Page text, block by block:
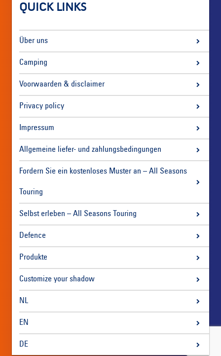
QUICK LINKS
Über uns
Camping
Voorwaarden & disclaimer
Privacy policy
Impressum
Allgemeine liefer- und zahlungsbedingungen
Fordern Sie ein kostenloses Muster an – All Seasons
Touring
Selbst erleben – All Seasons Touring
Defence
Produkte
Customize your shadow
NL
EN
DE